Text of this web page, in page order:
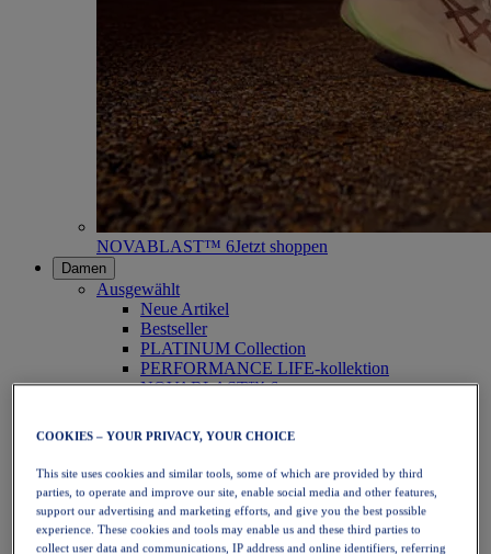
NOVABLAST™ 6Jetzt shoppen
Damen
Ausgewählt
Neue Artikel
Bestseller
PLATINUM Collection
PERFORMANCE LIFE-kollektion
NOVABLAST™ 6
Laufen
Trailrunning
Tennis
Volleyball
Handball
Padel
Korbball
COOKIES – YOUR PRIVACY, YOUR CHOICE
This site uses cookies and similar tools, some of which are provided by third
parties, to operate and improve our site, enable social media and other features,
support our advertising and marketing efforts, and give you the best possible
experience. These cookies and tools may enable us and these third parties to
collect user data and communications, IP address and online identifiers, referring